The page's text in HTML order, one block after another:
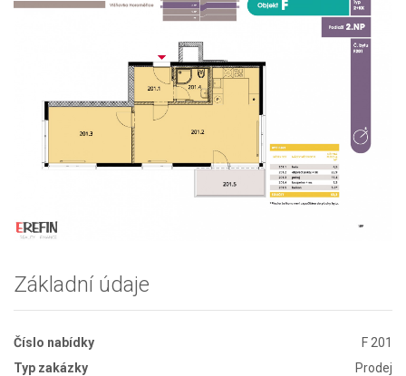
Základní údaje
Číslo nabídky
F 201
Typ zakázky
Prodej